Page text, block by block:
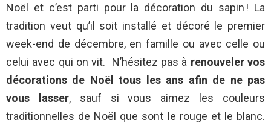
Noël et c’est parti pour la décoration du sapin ! La
tradition veut qu’il soit installé et décoré le premier
week-end de décembre, en famille ou avec celle ou
celui avec qui on vit. N’hésitez pas à renouveler vos
décorations de Noël tous les ans afin de ne pas
vous lasser, sauf si vous aimez les couleurs
traditionnelles de Noël que sont le rouge et le blanc.